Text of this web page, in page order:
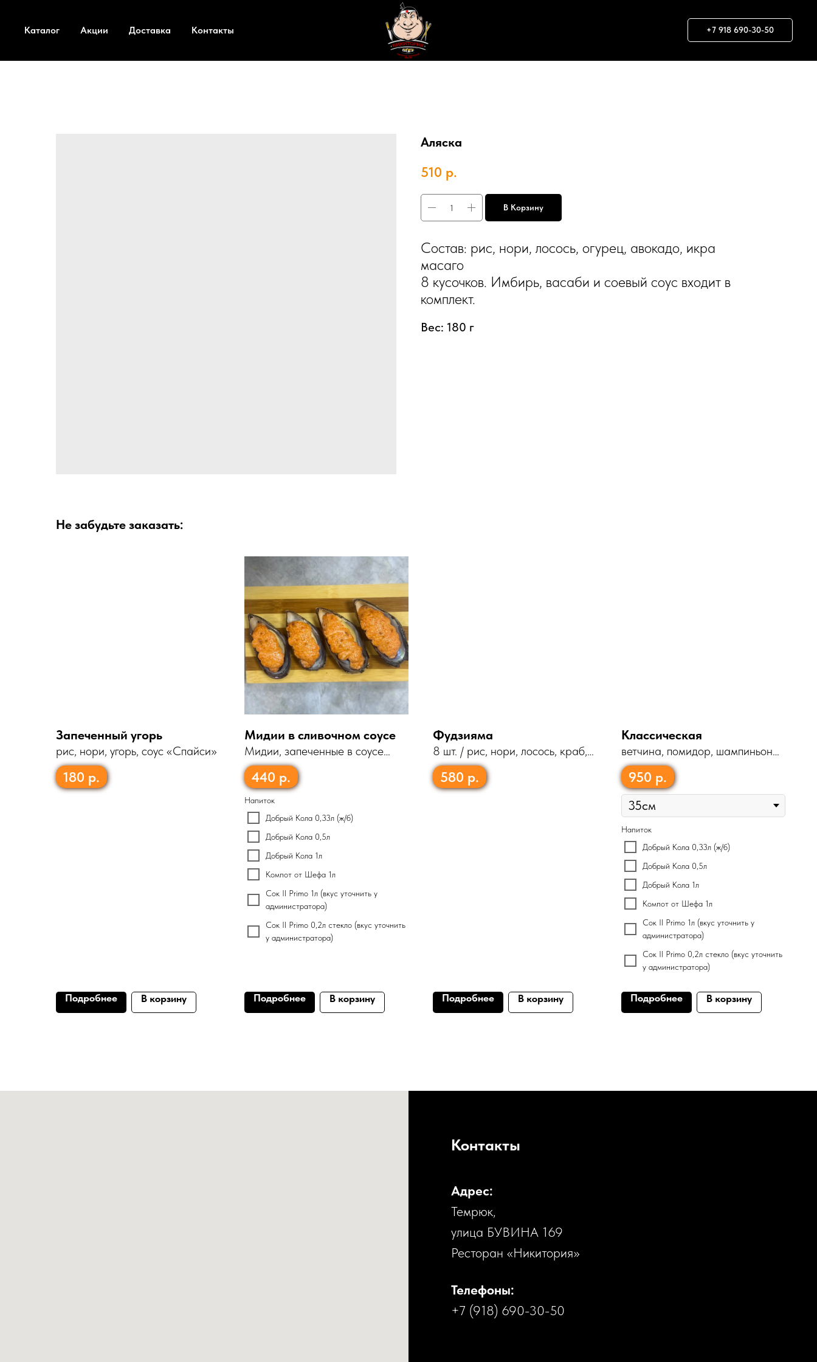
Каталог Акции Доставка Контакты +7 918 690-30-50
Аляска
510 р.
В Корзину
Состав: рис, нори, лосось, огурец, авокадо, икра
масаго
8 кусочков. Имбирь, васаби и соевый соус входит в
комплект.
Вес: 180 г
Не забудьте заказать:
Запеченный угорь
рис, нори, угорь, соус «Спайси»
180 р.
Подробнее В корзину
Мидии в сливочном соусе
Мидии, запеченные в соусе
лава- 5шт
440 р.
Напиток
Добрый Кола 0,33л (ж/б)
Добрый Кола 0,5л
Добрый Кола 1л
Компот от Шефа 1л
Сок Il Primo 1л (вкус уточнить у
администратора)
Сок Il Primo 0,2л стекло (вкус уточнить
у администратора)
Подробнее В корзину
Фудзияма
8 шт. / рис, нори, лосось, краб,
огурец, майонез
580 р.
Подробнее В корзину
Классическая
ветчина, помидор, шампиньоны,
сыр «Моцарелла», пицца соус
950 р.
Напиток
Добрый Кола 0,33л (ж/б)
Добрый Кола 0,5л
Добрый Кола 1л
Компот от Шефа 1л
Сок Il Primo 1л (вкус уточнить у
администратора)
Сок Il Primo 0,2л стекло (вкус уточнить
у администратора)
Подробнее В корзину
Контакты
Адрес:
Темрюк,
улица БУВИНА 169
Ресторан «Никитория»
Телефоны:
+7 (918) 690-30-50